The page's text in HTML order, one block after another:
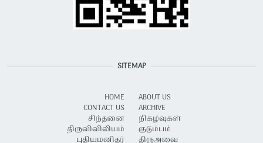
SITEMAP
HOME
CONTACT US
சிந்தனை
திருவிவிலியம்
புதியமனிதர்
ABOUT US
ARCHIVE
நிகழ்வுகள்
குடும்பம்
திருஅவை